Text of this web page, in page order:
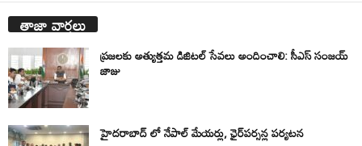
తాజా వార్తలు
ప్రజలకు అత్యుత్తమ డిజిటల్ సేవలు అందించాలి: సీఎస్ సంజయ్
జాజు
హైదరాబాద్ లో నేపాల్ మేయర్లు, ఛైర్‌పర్సన్ల పర్యటన